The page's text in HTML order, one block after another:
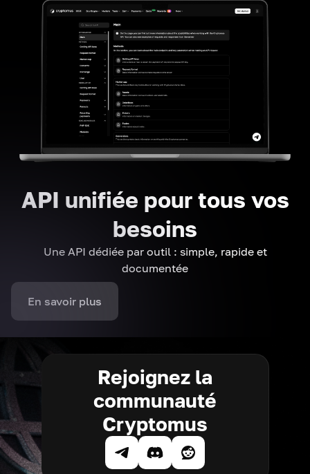
API unifiée pour tous vos
besoins
Une API dédiée par outil : simple, rapide et
documentée
En savoir plus
Rejoignez la
communauté
Cryptomus